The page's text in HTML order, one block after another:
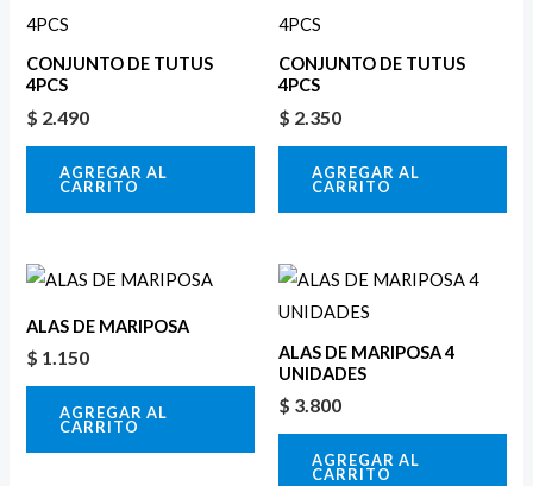
CONJUNTO DE TUTUS
4PCS
$ 2.490
AGREGAR AL
CARRITO
CONJUNTO DE TUTUS
4PCS
$ 2.350
AGREGAR AL
CARRITO
ALAS DE MARIPOSA
$ 1.150
AGREGAR AL
CARRITO
ALAS DE MARIPOSA 4
UNIDADES
$ 3.800
AGREGAR AL
CARRITO